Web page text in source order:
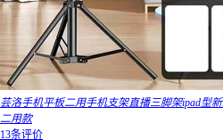
芸洛手机平板二用手机支架直播三脚架ipad型
二用款
13条评价